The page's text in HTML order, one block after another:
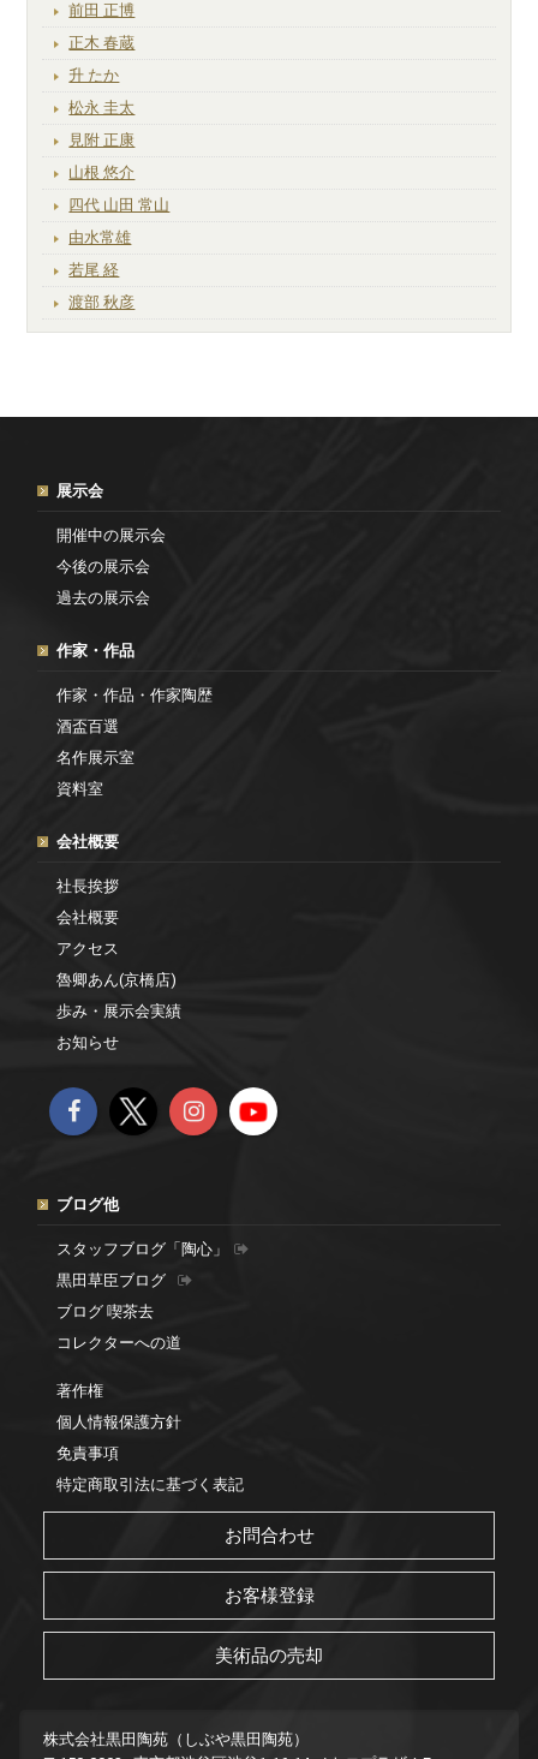
前田 正博
正木 春蔵
升 たか
松永 圭太
見附 正康
山根 悠介
四代 山田 常山
由水常雄
若尾 経
渡部 秋彦
展示会
開催中の展示会
今後の展示会
過去の展示会
作家・作品
作家・作品・作家陶歴
酒盃百選
名作展示室
資料室
会社概要
社長挨拶
会社概要
アクセス
魯卿あん(京橋店)
歩み・展示会実績
お知らせ
ブログ他
スタッフブログ「陶心」
黒田草臣ブログ
ブログ 喫茶去
コレクターへの道
著作権
個人情報保護方針
免責事項
特定商取引法に基づく表記
お問合わせ
お客様登録
美術品の売却
株式会社黒田陶苑（しぶや黒田陶苑）